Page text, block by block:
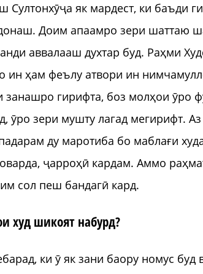
як мардест, ки баъди
Доим апаамро зери шаттаю
аввалааш духтар буд. Раҳми
ин ҳам феълу атвори ин
занашро гирифта, боз молҳои ӯро
ӯро зери мушту лагад мегирифт.
ду маротиба бо маблағи
ҷарроҳӣ кардам. Аммо
сол пеш бандагӣ кард.
худ шикоят набурд?
ки ӯ як зани баору номус буд